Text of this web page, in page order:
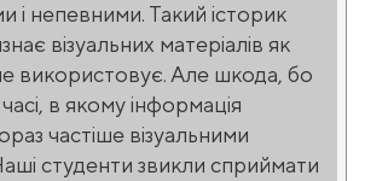
і непевними. Такий історик
візуальних матеріалів як
використовує. Але шкода, бо
в якому інформація
частіше візуальними
студенти звикли сприймати